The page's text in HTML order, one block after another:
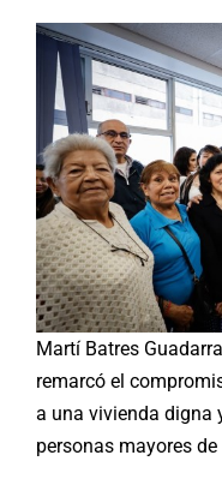
Martí Batres
remarcó el
a una vivienda digna
personas mayores